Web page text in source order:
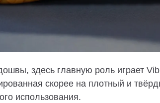
здесь главную роль играет
скорее на плотный и
использования.